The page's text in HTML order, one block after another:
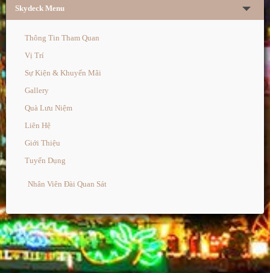
Skydeck Menu
Thông Tin Tham Quan
Vị Trí
Sự Kiện & Khuyến Mãi
Gallery
Quà Lưu Niệm
Liên Hệ
Giới Thiệu
Tuyển Dụng
Nhân Viên Đài Quan Sát